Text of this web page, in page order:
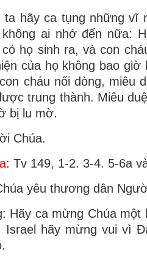
ta hãy ca tụng những vĩ
ai nhớ đến nữa:
có họ sinh ra, và con
của họ không bao
cháu nối dòng, miêu
trung thành. Miêu
bị lu mờ.
Chúa.
: Tv 149, 1-2. 3-4. 5-6a
yêu thương dân
Hãy ca mừng Chúa
Israel hãy mừng vui vì